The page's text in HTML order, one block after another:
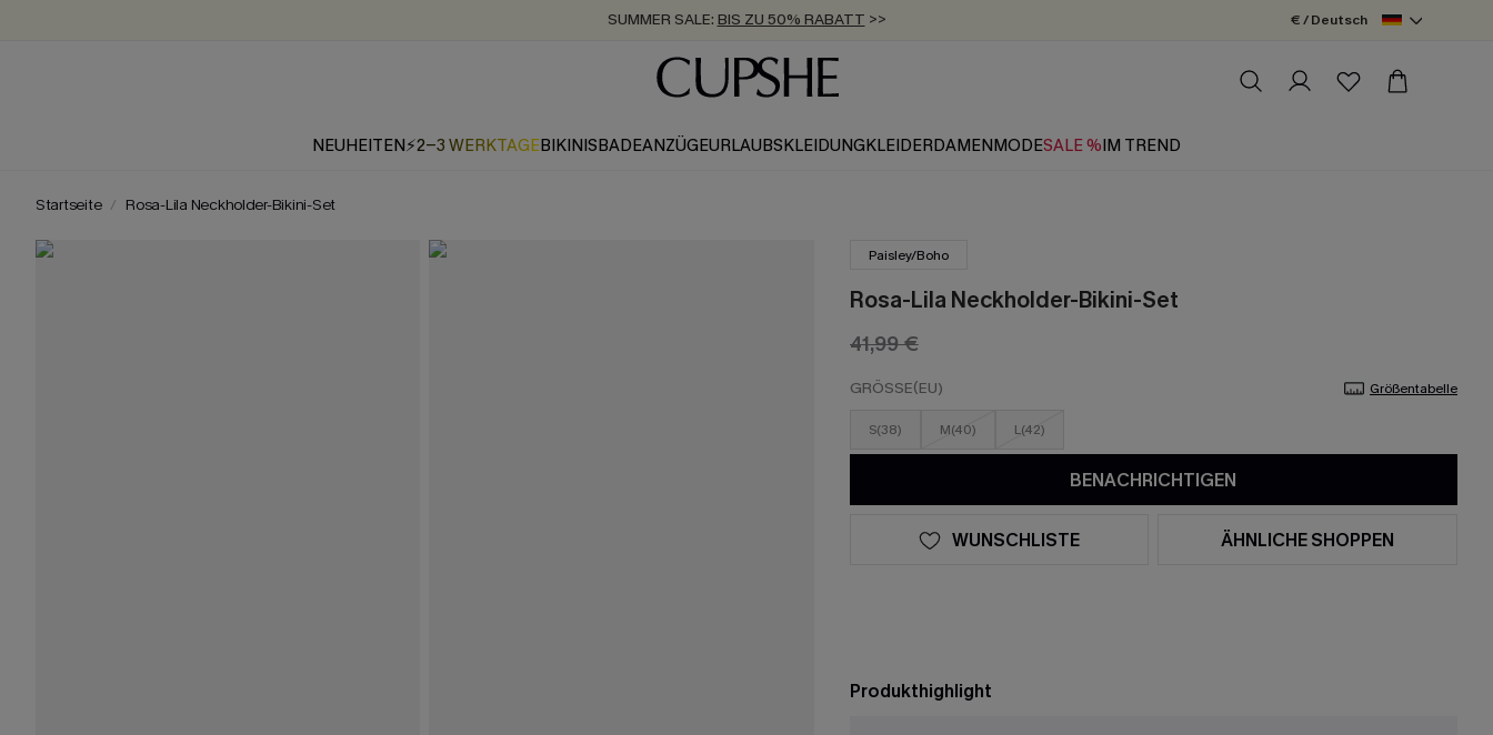
SUMMER SALE: BIS ZU 50% RABATT >>
ZUM NEWSLETTER:BIS ZU -20% EXTRA ERHALTEN
KOSTENLOSER VERSAND AB 89 €
€ / Deutsch
NEUHEITEN⚡2-3 WERKTAGEBIKINISBADEANZÜGEURLAUBSKLEIDUNGKLEIDERDAMENMODESALE %IM TREND
Startseite Rosa-Lila Neckholder-Bikini-Set
Paisley/Boho
Rosa-Lila Neckholder-Bikini-Set
41,99 €
GRÖSSE(EU) Größentabelle
S(38) M(40) L(42)
BENACHRICHTIGEN
WUNSCHLISTE ÄHNLICHE SHOPPEN
Produkthighlight